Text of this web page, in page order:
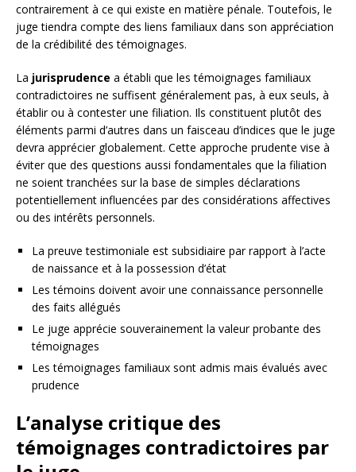
contrairement à ce qui existe en matière pénale. Toutefois, le
juge tiendra compte des liens familiaux dans son appréciation
de la crédibilité des témoignages.
La jurisprudence a établi que les témoignages familiaux
contradictoires ne suffisent généralement pas, à eux seuls, à
établir ou à contester une filiation. Ils constituent plutôt des
éléments parmi d’autres dans un faisceau d’indices que le juge
devra apprécier globalement. Cette approche prudente vise à
éviter que des questions aussi fondamentales que la filiation
ne soient tranchées sur la base de simples déclarations
potentiellement influencées par des considérations affectives
ou des intérêts personnels.
La preuve testimoniale est subsidiaire par rapport à l’acte
de naissance et à la possession d’état
Les témoins doivent avoir une connaissance personnelle
des faits allégués
Le juge apprécie souverainement la valeur probante des
témoignages
Les témoignages familiaux sont admis mais évalués avec
prudence
L’analyse critique des
témoignages contradictoires par